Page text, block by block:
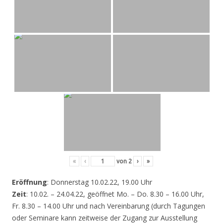
« ‹ von 2 › »
Eröffnung: Donnerstag 10.02.22, 19.00 Uhr
Zeit: 10.02. – 24.04.22, geöffnet Mo. – Do. 8.30 – 16.00 Uhr,
Fr. 8.30 – 14.00 Uhr und nach Vereinbarung (durch Tagungen
oder Seminare kann zeitweise der Zugang zur Ausstellung